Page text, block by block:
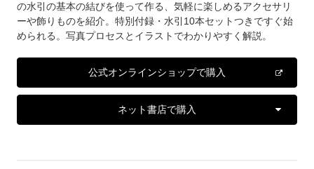
の水引の基本の結びを使って作る、気軽に楽しめるアクセサリ
ーや飾りものを紹介。特別付録・水引10本セットつきですぐ始
められる。写真プロセスとイラストでわかりやすく解説。
公式オンラインショップで購入
ネット書店で購入